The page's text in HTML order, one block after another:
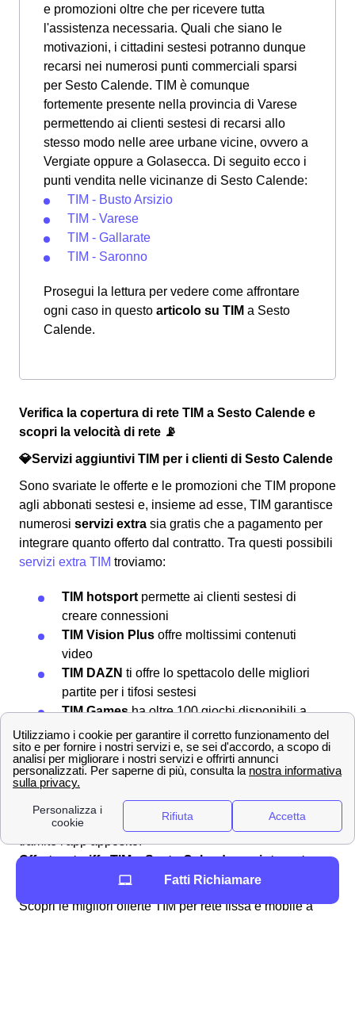
e promozioni oltre che per ricevere tutta
l'assistenza necessaria. Quali che siano le
motivazioni, i cittadini sestesi potranno dunque
recarsi nei numerosi punti commerciali sparsi
per Sesto Calende. TIM è comunque
fortemente presente nella provincia di Varese
permettendo ai clienti sestesi di recarsi allo
stesso modo nelle aree urbane vicine, ovvero a
Vergiate oppure a Golasecca. Di seguito ecco i
punti vendita nelle vicinanze di Sesto Calende:
TIM - Busto Arsizio
TIM - Varese
TIM - Gallarate
TIM - Saronno
Prosegui la lettura per vedere come affrontare
ogni caso in questo articolo su TIM a Sesto
Calende.
Verifica la copertura di rete TIM a Sesto Calende e
scopri la velocità di rete 📡
💎Servizi aggiuntivi TIM per i clienti di Sesto Calende
Sono svariate le offerte e le promozioni che TIM propone
agli abbonati sestesi e, insieme ad esse, TIM garantisce
numerosi servizi extra sia gratis che a pagamento per
integrare quanto offerto dal contratto. Tra questi possibili
servizi extra TIM troviamo:
TIM hotsport permette ai clienti sestesi di
creare connessioni
TIM Vision Plus offre moltissimi contenuti
video
TIM DAZN ti offre lo spettacolo delle migliori
partite per i tifosi sestesi
TIM Gamesha oltre 100 giochi disponibili a
5m2 al mese
TIM Musicper ascoltare tutta la tua musica
preferita
Ma ci sono innumerevoli altri prodotti e servizi che potrai
trovare dopo aver sottoscritto il tuo
abbonamento TIM
tramite l'app apposito.
Offerte e tariffe TIM a Sesto Calende per internet,
WiFi e rete mobile
Scopri le migliori offerte TIM per rete fissa e mobile a
Fatti Richiamare